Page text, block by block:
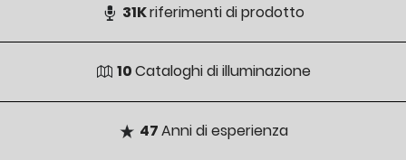
31Kriferimenti di prodotto
10Cataloghi di illuminazione
47Anni di esperienza